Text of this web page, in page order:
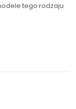
tego rodzaju